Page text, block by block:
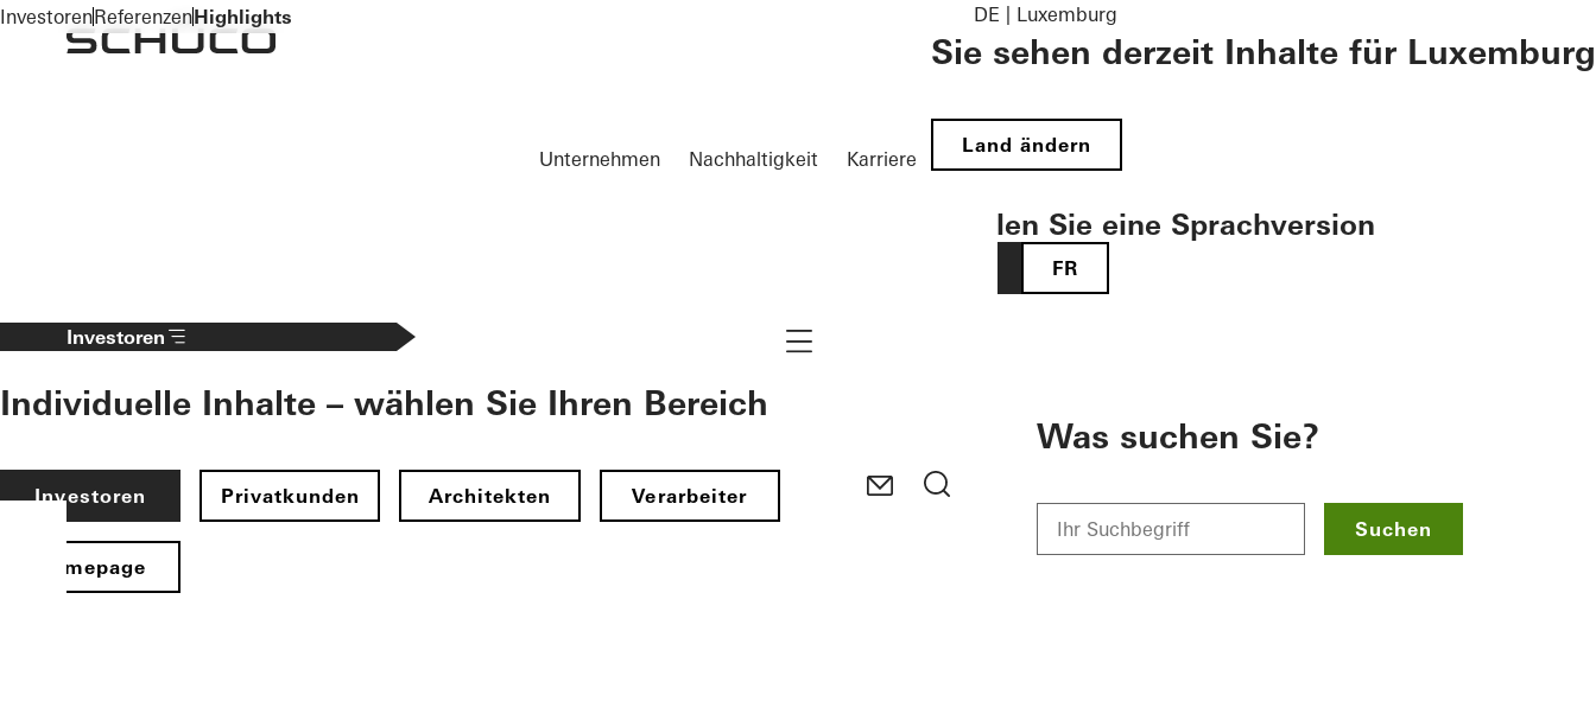
To the main content
Unternehmen Nachhaltigkeit Karriere
DE | Luxemburg
Sie sehen derzeit Inhalte für Luxemburg
Land ändern
Wählen Sie eine Sprachversion
FR
Investoren
Individuelle Inhalte – wählen Sie Ihren Bereich
Investoren Privatkunden Architekten Verarbeiter
Homepage
Navigation öffnen
Was suchen Sie?
Suchen
InvestorenReferenzenHighlights